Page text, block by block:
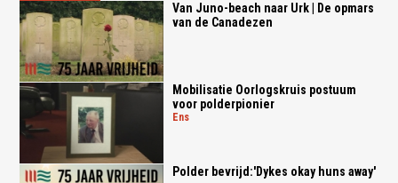
Van Juno-beach naar Urk | De opmars
van de Canadezen
Mobilisatie Oorlogskruis postuum
voor polderpionier
ens
Polder bevrijd:'Dykes okay huns away'